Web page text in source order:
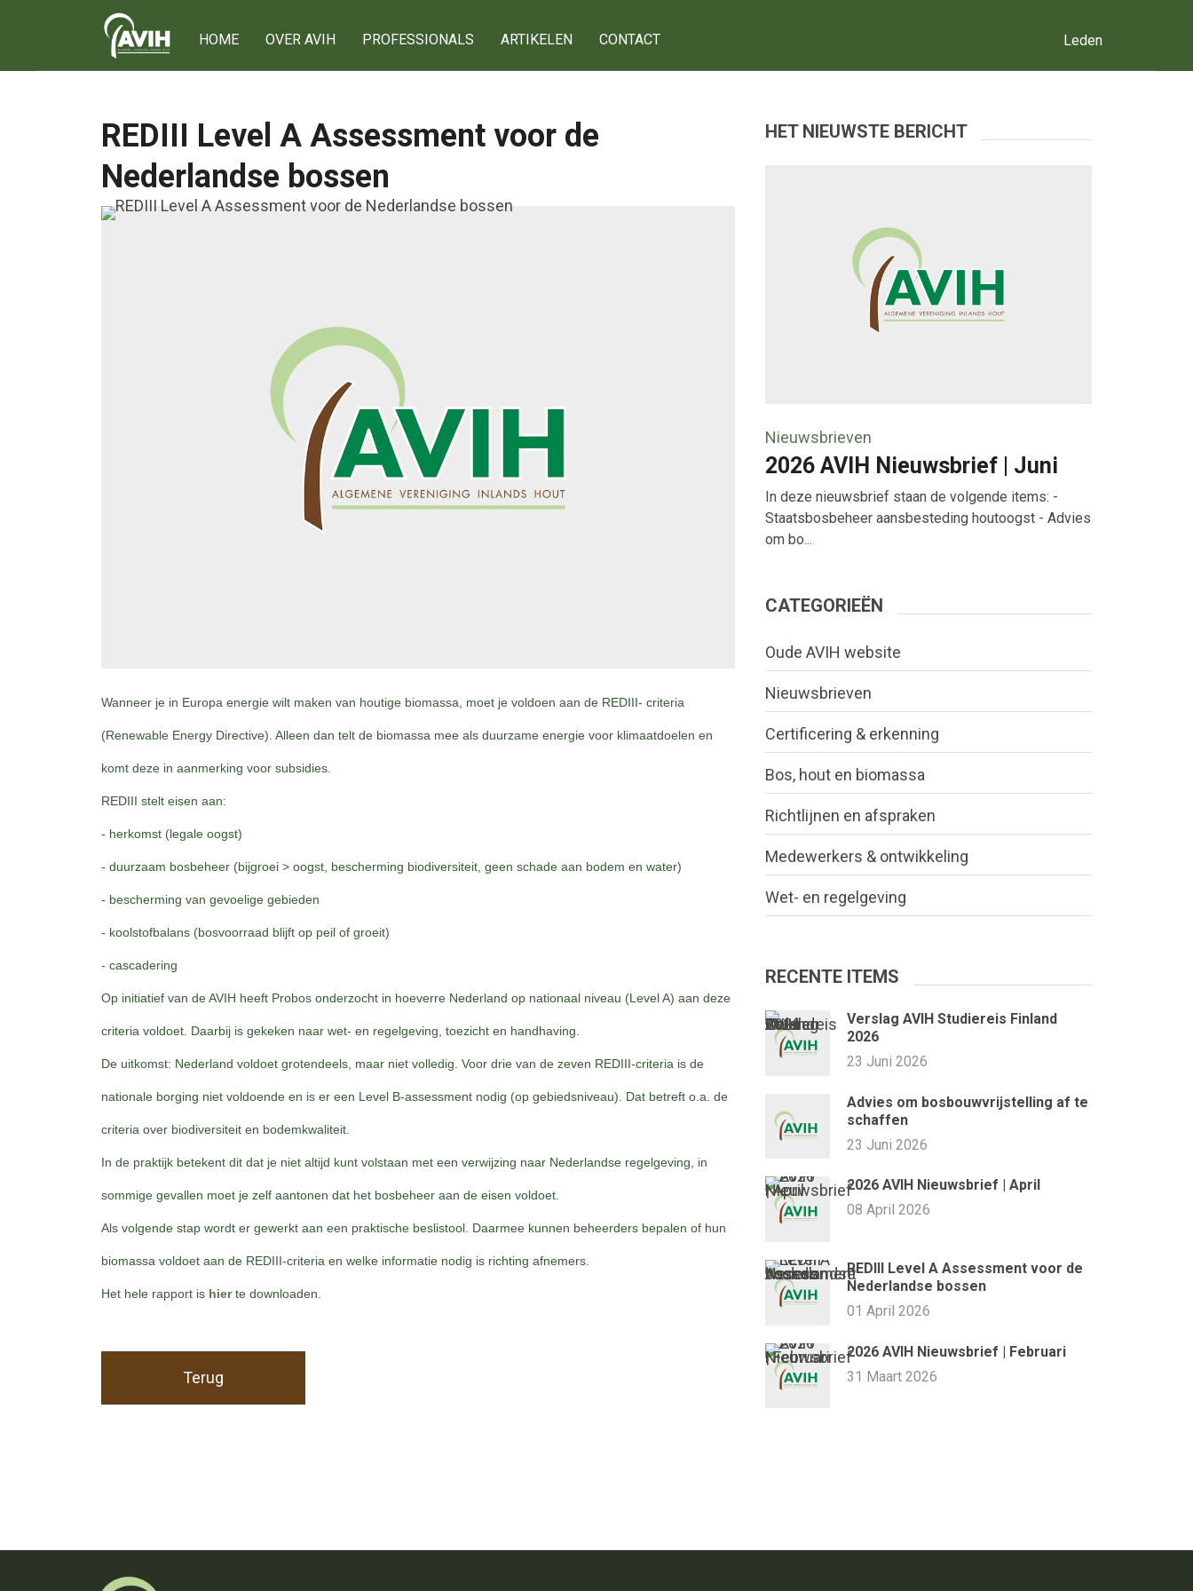
HOME OVER AVIH
Ons netwerk
75 jaar AVIH
Privacy verklaring
PROFESSIONALS ARTIKELEN CONTACT Leden
REDIII Level A Assessment voor de
Nederlandse bossen
Wanneer je in Europa energie wilt maken van houtige biomassa, moet je voldoen aan de REDIII- criteria
(Renewable Energy Directive). Alleen dan telt de biomassa mee als duurzame energie voor klimaatdoelen en
komt deze in aanmerking voor subsidies.
REDIII stelt eisen aan:
- herkomst (legale oogst)
- duurzaam bosbeheer (bijgroei > oogst, bescherming biodiversiteit, geen schade aan bodem en water)
- bescherming van gevoelige gebieden
- koolstofbalans (bosvoorraad blijft op peil of groeit)
- cascadering
Op initiatief van de AVIH heeft Probos onderzocht in hoeverre Nederland op nationaal niveau (Level A) aan deze
criteria voldoet. Daarbij is gekeken naar wet- en regelgeving, toezicht en handhaving.
De uitkomst: Nederland voldoet grotendeels, maar niet volledig. Voor drie van de zeven REDIII-criteria is de
nationale borging niet voldoende en is er een Level B-assessment nodig (op gebiedsniveau). Dat betreft o.a. de
criteria over biodiversiteit en bodemkwaliteit.
In de praktijk betekent dit dat je niet altijd kunt volstaan met een verwijzing naar Nederlandse regelgeving, in
sommige gevallen moet je zelf aantonen dat het bosbeheer aan de eisen voldoet.
Als volgende stap wordt er gewerkt aan een praktische beslistool. Daarmee kunnen beheerders bepalen of hun
biomassa voldoet aan de REDIII-criteria en welke informatie nodig is richting afnemers.
Het hele rapport is hierte downloaden.
Terug
HET NIEUWSTE BERICHT
Nieuwsbrieven
2026 AVIH Nieuwsbrief | Juni
In deze nieuwsbrief staan de volgende items: -
Staatsbosbeheer aansbesteding houtoogst - Advies
om bo...
CATEGORIEËN
Oude AVIH website
Nieuwsbrieven
Certificering & erkenning
Bos, hout en biomassa
Richtlijnen en afspraken
Medewerkers & ontwikkeling
Wet- en regelgeving
RECENTE ITEMS
Verslag AVIH Studiereis Finland
2026
23 Juni 2026
Advies om bosbouwvrijstelling af te
schaffen
23 Juni 2026
2026 AVIH Nieuwsbrief | April
08 April 2026
REDIII Level A Assessment voor de
Nederlandse bossen
01 April 2026
2026 AVIH Nieuwsbrief | Februari
31 Maart 2026